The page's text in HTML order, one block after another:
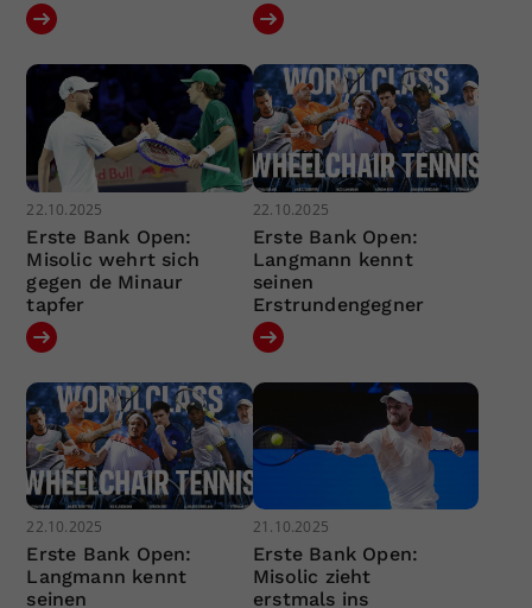
22.10.2025
Erste Bank Open:
Misolic wehrt sich
gegen de Minaur
tapfer
22.10.2025
Erste Bank Open:
Langmann kennt
seinen
Erstrundengegner
22.10.2025
Erste Bank Open:
Langmann kennt
seinen
21.10.2025
Erste Bank Open:
Misolic zieht
erstmals ins